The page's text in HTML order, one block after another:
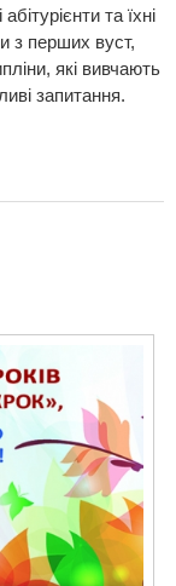
та їхні
з перших вуст,
які вивчають
запитання.